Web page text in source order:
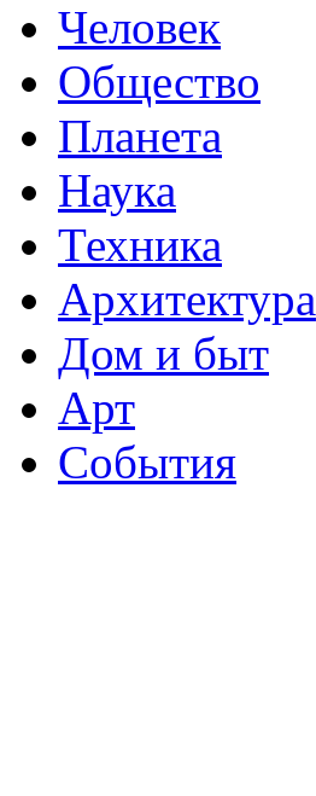
Человек
Общество
Планета
Наука
Техника
Архитектура
Дом и быт
Арт
События